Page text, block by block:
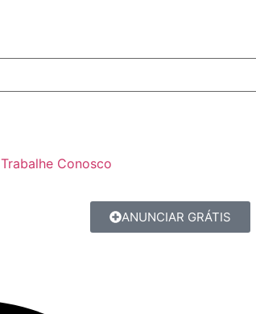
Trabalhe Conosco
ANUNCIAR GRÁTIS